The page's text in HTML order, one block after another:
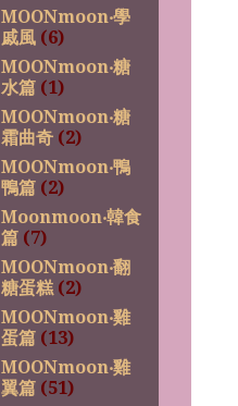
MOONmoon‧學
戚風 (6)
MOONmoon‧糖
水篇 (1)
MOONmoon‧糖
霜曲奇 (2)
MOONmoon‧鴨
鴨篇 (2)
Moonmoon‧韓食
篇 (7)
MOONmoon‧翻
糖蛋糕 (2)
MOONmoon‧雞
蛋篇 (13)
MOONmoon‧雞
翼篇 (51)